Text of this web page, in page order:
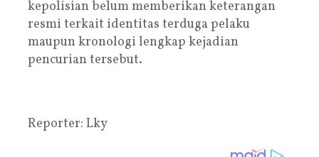
kepolisian belum memberikan keterangan
resmi terkait identitas terduga pelaku
maupun kronologi lengkap kejadian
pencurian tersebut.
Reporter: Lky